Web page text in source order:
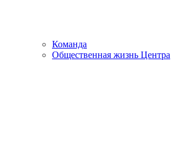
Команда
Общественная жизнь Центра